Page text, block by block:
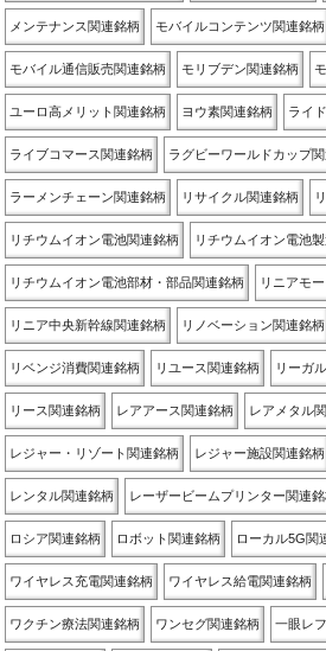
メンテナンス関連銘柄 モバイルコンテンツ関連銘柄
モバイル通信販売関連銘柄 モリブデン関連銘柄
ユーロ高メリット関連銘柄 ヨウ素関連銘柄 ライ
ライブコマース関連銘柄 ラグビーワールドカップ
ラーメンチェーン関連銘柄 リサイクル関連銘柄
リチウムイオン電池関連銘柄 リチウムイオン電池
リチウムイオン電池部材・部品関連銘柄 リニアモ
リニア中央新幹線関連銘柄 リノベーション関連銘柄
リベンジ消費関連銘柄 リユース関連銘柄 リーガ
リース関連銘柄 レアアース関連銘柄 レアメタル
レジャー・リゾート関連銘柄 レジャー施設関連銘柄
レンタル関連銘柄 レーザービームプリンター関連
ロシア関連銘柄 ロボット関連銘柄 ローカル5G関
ワイヤレス充電関連銘柄 ワイヤレス給電関連銘柄
ワクチン療法関連銘柄 ワンセグ関連銘柄 一眼レ